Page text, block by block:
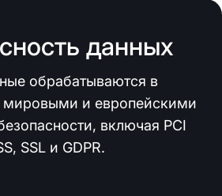
данных
обрабатываются в
мировыми и европейскими
включая PCI
SSL и GDPR.